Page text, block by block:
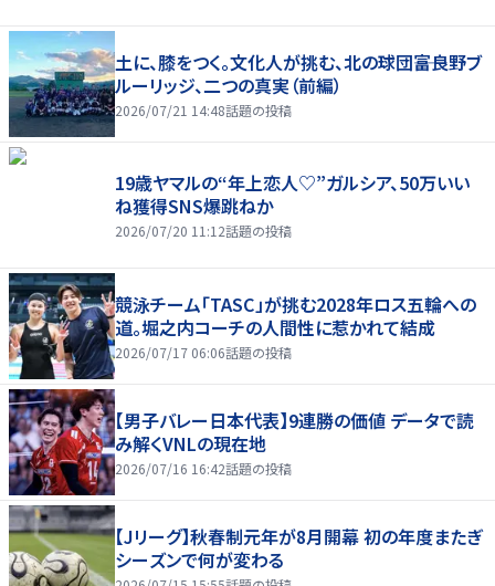
土に、膝をつく。文化人が挑む、北の球団――富良野ブ
ルーリッジ、二つの真実（前編）
2026/07/21 14:48話題の投稿
19歳ヤマルの“年上恋人♡”ガルシア、50万いい
ね獲得SNS爆跳ねか
2026/07/20 11:12話題の投稿
競泳チーム「TASC」が挑む2028年ロス五輪への
道。堀之内コーチの人間性に惹かれて結成
2026/07/17 06:06話題の投稿
【男子バレー日本代表】9連勝の価値 データで読
み解くVNLの現在地
2026/07/16 16:42話題の投稿
【Jリーグ】秋春制元年が8月開幕 初の年度またぎ
シーズンで何が変わる